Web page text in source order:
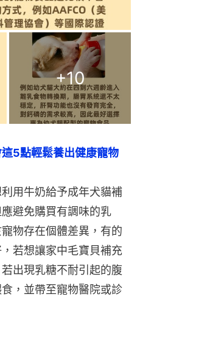
+10
這5點輕鬆養出健康寵物
用牛奶給予成年犬貓補
避免購買有調味的乳
物存在個體差異，有的
若想讓家中毛寶貝補充
出現乳糖不耐引起的腹
，並帶至寵物醫院或診